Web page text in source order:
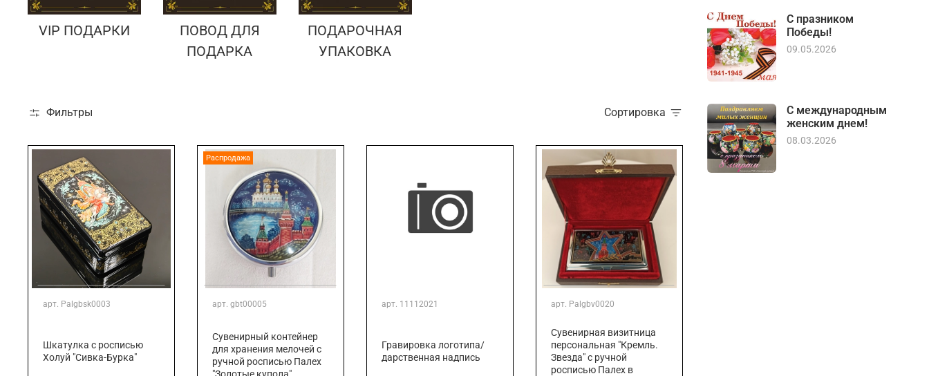
VIP ПОДАРКИ
ПОВОД ДЛЯ
ПОДАРКА
ПОДАРОЧНАЯ
УПАКОВКА
Фильтры Сортировка
арт. Palgbsk0003
Шкатулка с росписью
Холуй "Сивка-Бурка"
Распродажа
арт. gbt00005
Сувенирный контейнер
для хранения мелочей с
ручной росписью Палех
арт. 11112021
Гравировка логотипа/
дарственная надпись
арт. Palgbv0020
Сувенирная визитница
персональная "Кремль.
Звезда" с ручной
росписью Палех в
С празником
Победы!
09.05.2026
С международным
женским днем!
08.03.2026